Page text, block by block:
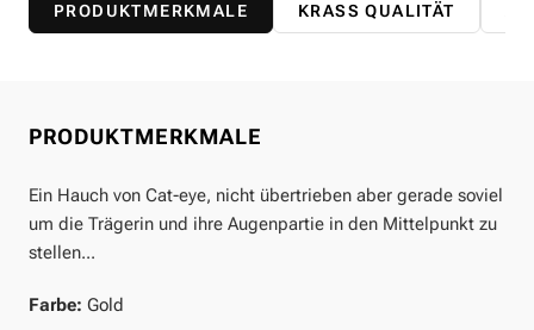
PRODUKTMERKMALE KRASS QUALITÄT
PRODUKTMERKMALE
Ein Hauch von Cat-eye, nicht übertrieben aber gerade soviel
um die Trägerin und ihre Augenpartie in den Mittelpunkt zu
stellen...
Farbe: Gold